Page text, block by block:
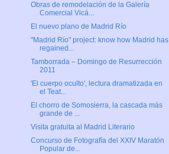
Obras de remodelación de la Galería
Comercial Vicá...
El nuevo plano de Madrid Río
"Madrid Río" project: know how Madrid has
regained...
Tamborrada – Domingo de Resurrección
2011
'El cuerpo oculto', lectura dramatizada en
el Teat...
El chorro de Somosierra, la cascada más
grande de ...
Visita gratuita al Madrid Literario
Concurso de Fotografía del XXIV Maratón
Popular de...